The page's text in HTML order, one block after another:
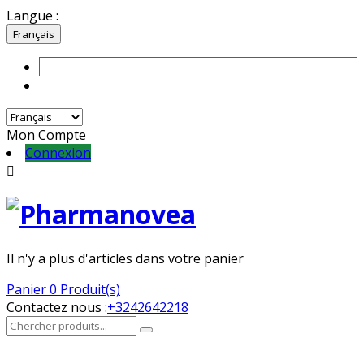
Langue :
Français
Mon Compte
Connexion

Il n'y a plus d'articles dans votre panier
Panier0 Produit(s)
Contactez nous :+3242642218